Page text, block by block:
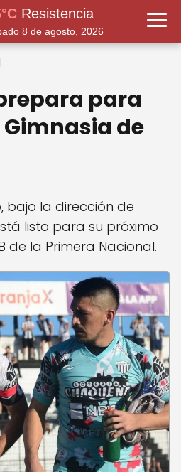
Resistencia
8 de agosto, 2026
para
de
bajo la dirección de
listo para su próximo
de la Primera Nacional.